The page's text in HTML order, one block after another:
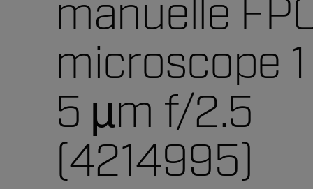
manuelle
microscope
5 µm f/2.5
(4214995)